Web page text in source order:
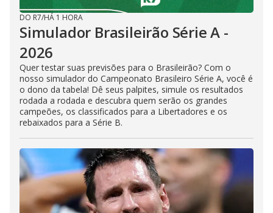
DO R7/HÁ 1 HORA
Simulador Brasileirão Série A -
2026
Quer testar suas previsões para o Brasileirão? Com o
nosso simulador do Campeonato Brasileiro Série A, você é
o dono da tabela! Dê seus palpites, simule os resultados
rodada a rodada e descubra quem serão os grandes
campeões, os classificados para a Libertadores e os
rebaixados para a Série B.